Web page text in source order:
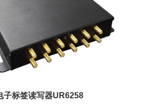
子标签读写器UR6258